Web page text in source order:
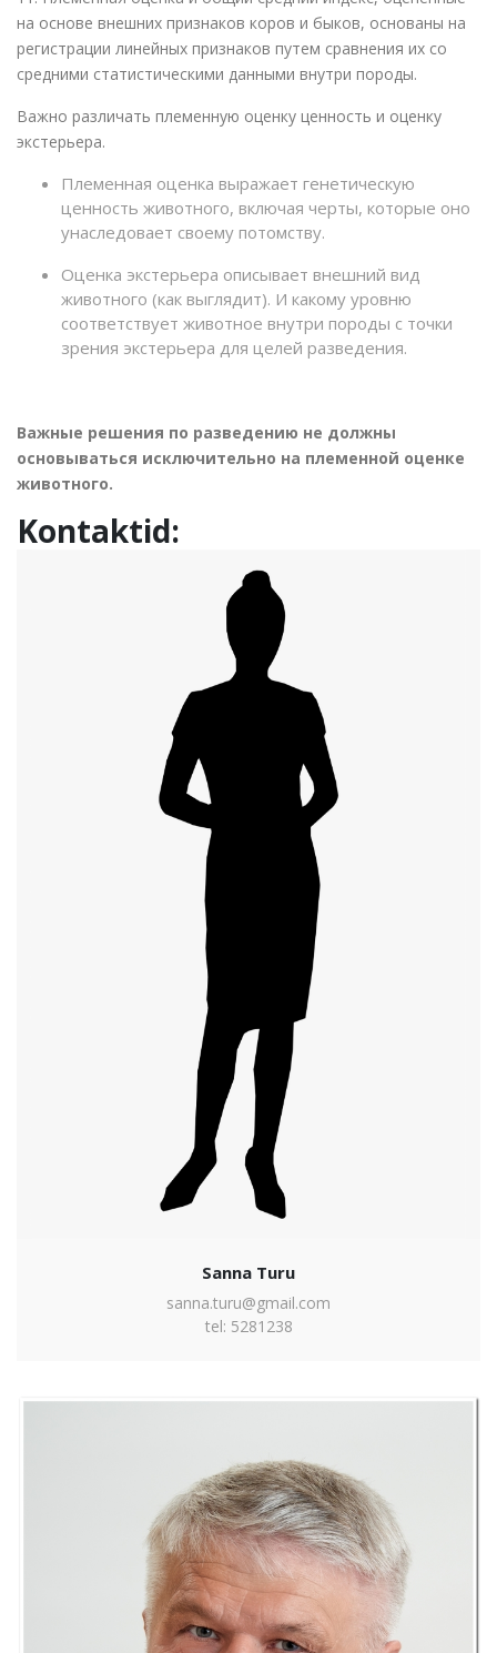
на основе внешних признаков коров и быков, основаны на
регистрации линейных признаков путем сравнения их со
средними статистическими данными внутри породы.
Важно различать племенную оценку ценность и оценку
экстерьерa.
Племенная оценка выражает генетическую
ценность животного, включая черты, которые оно
унаследовает своему потомству.
Оценка экстерьера описывает внешний вид
животного (как выглядит). И какому уровню
соответствует животное внутри породы с точки
зрения экстерьера для целей разведения.
Важные решения по разведению не должны
основываться исключительно на племенной oценке
животного.
Kontaktid:
Sanna Turu
sanna.turu@gmail.com
tel: 5281238